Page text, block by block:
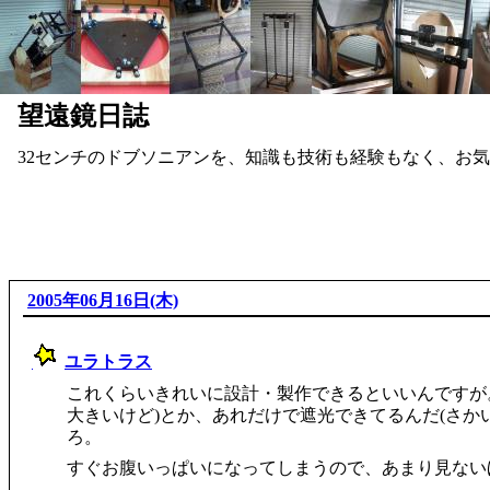
望遠鏡日誌
32センチのドブソニアンを、知識も技術も経験もなく、お
2005年06月16日(木)
ユラトラス
これくらいきれいに設計・製作できるといいんです
大きいけど)とか、あれだけで遮光できてるんだ(さ
ろ。
すぐお腹いっぱいになってしまうので、あまり見な